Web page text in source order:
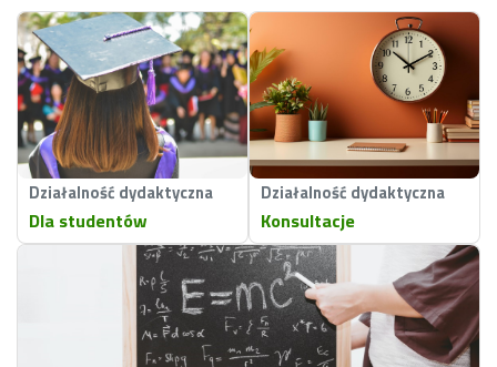
Działalność dydaktyczna
Dla studentów
Działalność dydaktyczna
Konsultacje